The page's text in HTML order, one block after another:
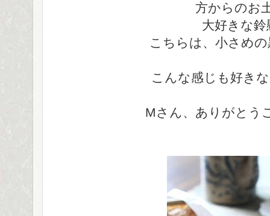
方からのお
大好きな鈴
こちらは、小さめ
こんな感じも好き
Mさん、ありがとう